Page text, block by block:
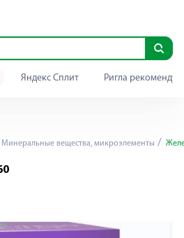
Яндекс Сплит Ригла
Минеральные вещества, микроэлементы